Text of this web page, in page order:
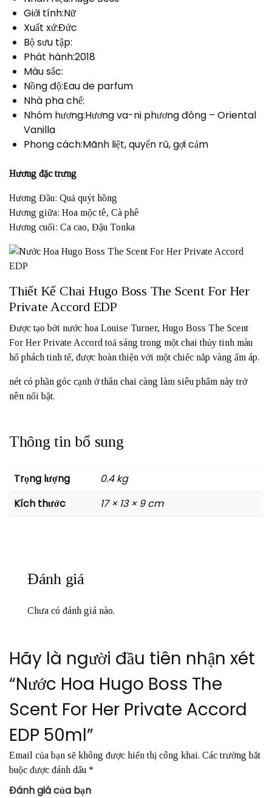
Giới tính:Nữ
Xuất xứ:Đức
Bộ sưu tập:
Phát hành:2018
Màu sắc:
Nồng độ:Eau de parfum
Nhà pha chế:
Nhóm hương:Hương va-ni phương đông – Oriental
Vanilla
Phong cách:Mãnh liệt, quyến rũ, gợi cảm
Hương đặc trưng
Hương Đầu: Quả quýt hồng
Hương giữa: Hoa mộc tê, Cà phê
Hương cuối: Ca cao, Đậu Tonka
Thiết Kế Chai Hugo Boss The Scent For Her
Private Accord EDP
Được tạo bởi nước hoa Louise Turner, Hugo Boss The Scent
For Her Private Accord toả sáng trong một chai thủy tinh màu
hổ phách tinh tế, được hoàn thiện với một chiếc nắp vàng ấm áp.
nét có phần góc cạnh ở thân chai càng làm siêu phẩm này trở
nên nổi bật.
Thông tin bổ sung
Trọng lượng
0.4 kg
Kích thước
17 × 13 × 9 cm
Đánh giá
Chưa có đánh giá nào.
Hãy là người đầu tiên nhận xét
“Nước Hoa Hugo Boss The
Scent For Her Private Accord
EDP 50ml”
Email của bạn sẽ không được hiển thị công khai. Các trường bắt
buộc được đánh dấu *
Đánh giá của bạn